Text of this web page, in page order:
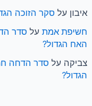
איבוןעלסקר הזוכה
חשיפת אמתעלסדר
האח הגדול?
צביקהעלסדר הדחה
הגדול?